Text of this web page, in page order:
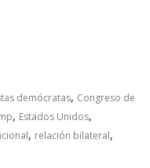
demócratas, Congreso de
, Estados Unidos,
, relación bilateral,